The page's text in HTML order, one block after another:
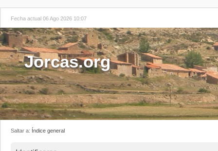
Fecha actual 06 Ago 2026 10:07
Jorcas.org
Saltar a: Índice general